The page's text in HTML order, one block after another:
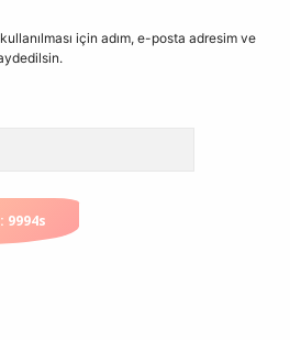
için adım, e-posta adresim ve